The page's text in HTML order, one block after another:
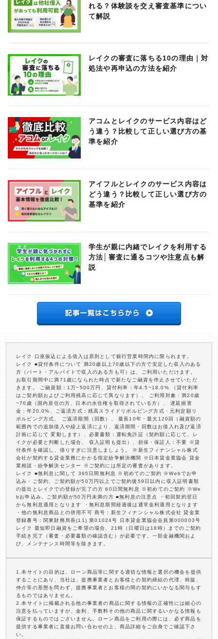
れる？体験談を交え審査基準につい
て解説
レイクの審査に落ちる10の理由｜対
処法や再申込の方法を紹介
アコムとレイクのサービス内容はど
う違う？比較して正しい選び方の基
準を紹介
アイフルとレイクのサービス内容は
どう違う？比較して正しい選び方の
基準を紹介
学生が親に内緒でレイクを利用する
方法│審査に通るコツや注意点も解
説
レイク 口座振込による借入は原則として銀行営業時間内に限られます。
レイク ■貸付条件について 満20歳以上70歳以下の方で安定した収入のある
方（パート・アルバイトで収入のある方も可）は、ご利用いただけます。
お取引期間中に満71歳になられた時点で新たなご融資を停止させていただ
きます。 ご融資額：1万~500万円、貸付利率：年4.5~18.0% （貸付利率
はご契約額およびご利用残高に応じて異なります）、 ご利用対象：満20歳
~70歳（国内居住の方、日本の永住権を取得されている方）、 遅延損害
金：年20.0%、ご返済方式：残高スライドリボルビング方式・元利定額リ
ボルビング方式、 ご返済期間（回数）、 最長10年・最大120回（融資額の
範囲内での追加借入や繰上返済により、返済期間・回数はお借入れ及び返済
計画に応じて 変動します）、必要書類：運転免許証（契約額に応じて、レ
イクが必要と判断した場合、 収入証明も提出）、担保・保証人：不要 ※貸
付条件を確認し、借りすぎに注意しましょう。 ※新生フィナンシャル株式
会社が契約する貸金業務にかかる指定紛争解決機関 ※日本貸金業協会 貸金
業相談・紛争解決センター ※ご契約には所定の審査があります。
レイク ■無利息に関して 365日間無利息 ※初めてのご契約 ※Webでお申
込み・ご契約、ご契約額が50万円以上でご契約後59日以内に収入証明書類
の提出とレイクでの登録が完了の方 60日間無利息 ※初めてのご契約 ※We
bお申込み、ご契約額が50万円未満の方 ■無利息の注意点 ・初回契約翌日
から無利息適用となります ・無利息期間経過後は通常金利適用となります
・他の無利息商品との併用不可 商号：新生フィナンシャル株式会社 貸金業
登録番号：関東財務局長(11) 第01024号 日本貸金業協会会員第000003号
レイク 最短即日融資をご希望の場合、21時（日曜日は18時）までのご契約
手続き完了（審査・必要書類の確認含む）が必要です。一部金融機関およ
び、メンテナンス時間等を除きます。
1.本サイトの目的は、ローン商品等に関する適切な情報と選択の機会を提供
することにあり、当社は、提携事業者とお客様との契約締結の代理、斡旋、
仲介等の形態を問わず、提携事業者とお客様の間の契約にいかなる関与もす
るものではありません。
2.本サイトに掲載される他の事業者の商品に関する情報の正確性には細心の
注意を払っていますが、金利、手数料その他の商品に関するいかなる情報も
保証するものではございません。ローン商品をご利用の際には、必ず商品を
提供する事業者に直接お問い合わせの上、商品詳細をご自身でご確認下さ
い。